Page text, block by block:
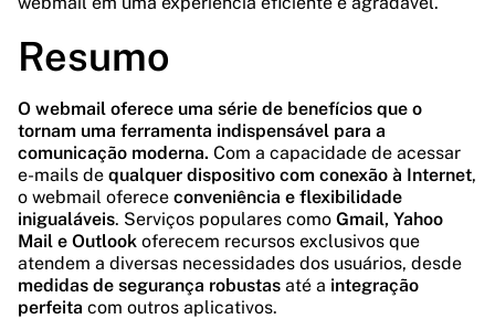
Resumo
O webmail oferece uma série de benefícios que o
tornam uma ferramenta indispensável para a
comunicação moderna. Com a capacidade de acessar
e-mails de qualquer dispositivo com conexão à Internet,
o webmail oferece conveniência e flexibilidade
inigualáveis. Serviços populares como Gmail, Yahoo
Mail e Outlook oferecem recursos exclusivos que
atendem a diversas necessidades dos usuários, desde
medidas de segurança robustas até a integração
perfeita com outros aplicativos.